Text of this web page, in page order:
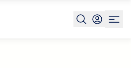
Varazze